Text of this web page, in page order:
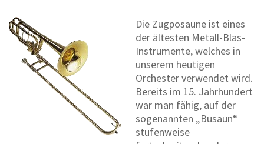
Die Zugposaune ist eines
der ältesten Metall-Blas-
Instrumente, welches in
unserem heutigen
Orchester verwendet wird.
Bereits im 15. Jahrhundert
war man fähig, auf der
sogenannten „Busaun“
stufenweise